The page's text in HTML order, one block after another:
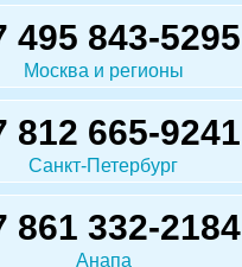
495 843-5295
Москва и регионы
812 665-9241
Санкт-Петербург
861 332-2184
Анапа